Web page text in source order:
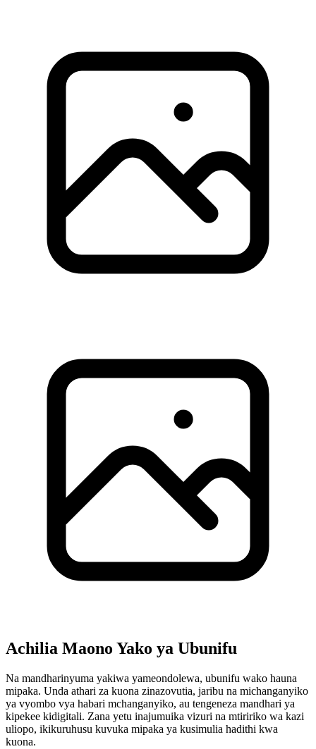
Achilia Maono Yako ya Ubunifu
Na mandharinyuma yakiwa yameondolewa, ubunifu wako hauna
mipaka. Unda athari za kuona zinazovutia, jaribu na michanganyiko
ya vyombo vya habari mchanganyiko, au tengeneza mandhari ya
kipekee kidigitali. Zana yetu inajumuika vizuri na mtiririko wa kazi
uliopo, ikikuruhusu kuvuka mipaka ya kusimulia hadithi kwa
kuona.